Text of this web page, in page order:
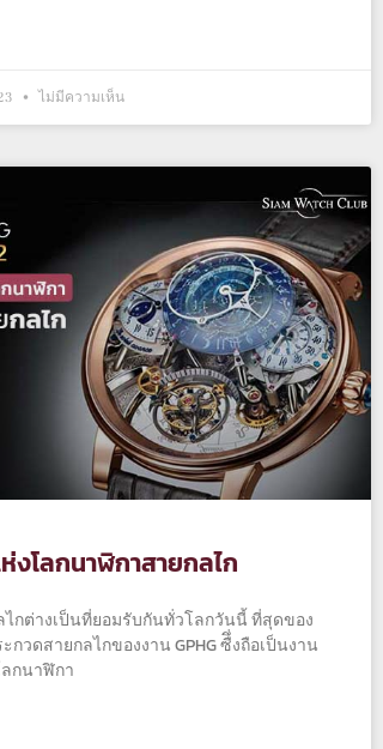
ไม่มีความเห็น
งโลกนาฬิกาสายกลไก
กต่างเป็นที่ยอมรับกันทั่วโลกวันนี้ ที่สุดของ
กวดสายกลไกของงาน GPHG ซืึ่งถือเป็นงาน
กนาฬิกา